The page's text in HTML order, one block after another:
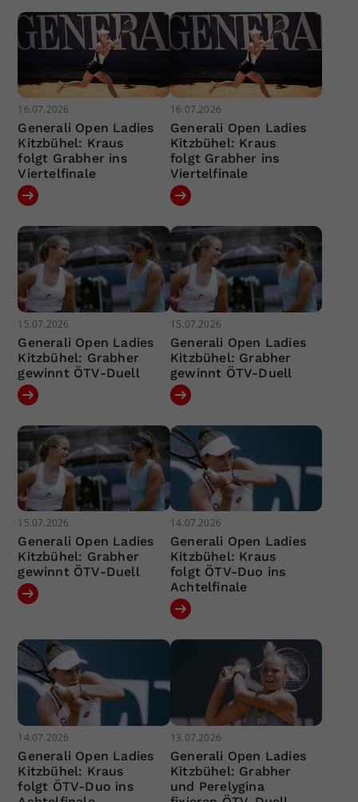
16.07.2026
Generali Open Ladies
Kitzbühel: Kraus
folgt Grabher ins
Viertelfinale
16.07.2026
Generali Open Ladies
Kitzbühel: Kraus
folgt Grabher ins
Viertelfinale
15.07.2026
Generali Open Ladies
Kitzbühel: Grabher
gewinnt ÖTV-Duell
15.07.2026
Generali Open Ladies
Kitzbühel: Grabher
gewinnt ÖTV-Duell
15.07.2026
Generali Open Ladies
Kitzbühel: Grabher
gewinnt ÖTV-Duell
14.07.2026
Generali Open Ladies
Kitzbühel: Kraus
folgt ÖTV-Duo ins
Achtelfinale
14.07.2026
Generali Open Ladies
Kitzbühel: Kraus
folgt ÖTV-Duo ins
13.07.2026
Generali Open Ladies
Kitzbühel: Grabher
und Perelygina